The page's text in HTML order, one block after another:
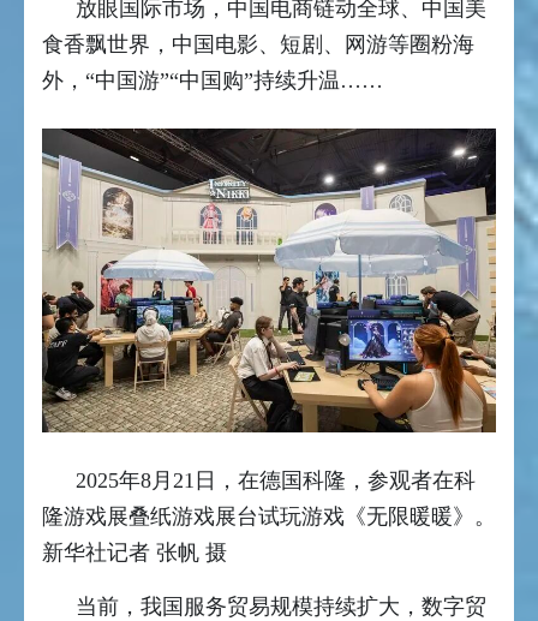
放眼国际市场，中国电商链动全球、中国美
食香飘世界，中国电影、短剧、网游等圈粉海
外，“中国游”“中国购”持续升温……
2025年8月21日，在德国科隆，参观者在科
隆游戏展叠纸游戏展台试玩游戏《无限暖暖》。
新华社记者 张帆 摄
当前，我国服务贸易规模持续扩大，数字贸